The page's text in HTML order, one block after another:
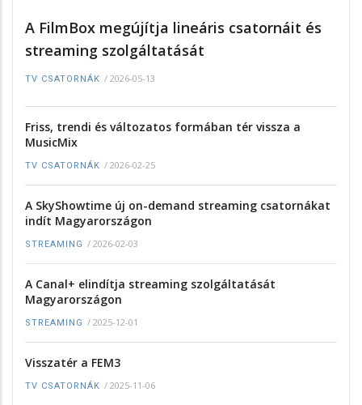
A FilmBox megújítja lineáris csatornáit és
streaming szolgáltatását
TV CSATORNÁK / 2026-05-13
Friss, trendi és változatos formában tér vissza a
MusicMix
TV CSATORNÁK / 2026-02-25
A SkyShowtime új on-demand streaming csatornákat
indít Magyarországon
STREAMING / 2026-02-03
A Canal+ elindítja streaming szolgáltatását
Magyarországon
STREAMING / 2025-12-01
Visszatér a FEM3
TV CSATORNÁK / 2025-11-06